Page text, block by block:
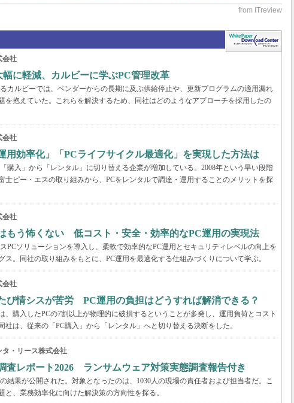
会社
に軽減、カルビーに学ぶPC管理改革
カルビーでは、ベンダーからの長期に及ぶ供給停止や、更新プログラムの適用漏れ
を抱えていた。これらを解決するため、同社はどのようなアプローチを採用したの
会社
用効率化」「PCライフサイクル最適化」を実現した方法は
購入」から「レンタル」に切り替える企業が増加している。2008年という早い段階
士ピー・エスの取り組みから、PCをレンタルで調達・運用することのメリットを探
会社
もう怖くない 低コスト・安全・効率的なPC運用の実現法
PCソリューションを導入し、柔軟で効率的なPC運用とセキュリティレベルの向上を
ス。同社の取り組みをもとに、PC運用を最適化する仕組みづくりについて学ぶ。
会社
び情シスが苦労 PC運用の負担はどうすれば解消できる？
、購入したPCの7割以上が物理的に破損するということが多発し、運用負荷とコスト
社は、従来の「PC購入」から「レンタル」へと切り替える決断をした。
タ・リース株式会社
査レポート2026 ランサムウェア対策実態調査報告付き
結果が公開された。対象となったのは、1030人の現場の責任者および担当者だ。こ
、業務効率化に向けた解決策の方向性を探る。